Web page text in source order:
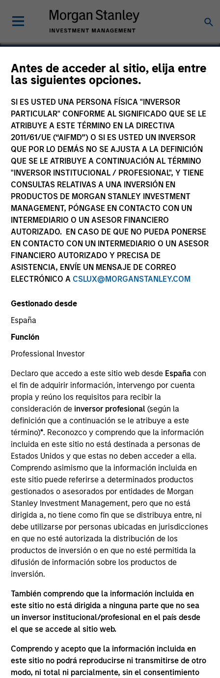
Antes de acceder al sitio, elija entre
las siguientes opciones.
SI ES USTED UNA PERSONA FÍSICA "INVERSOR
PARTICULAR" CONFORME AL SIGNIFICADO QUE SE LE
ATRIBUYE A ESTE TÉRMINO EN LA DIRECTIVA
2011/61/UE (“AIFMD”) O SI ES USTED UN INVERSOR
QUE POR LO DEMÁS NO SE AJUSTA A LA DEFINICIÓN
QUE SE LE ATRIBUYE A CONTINUACIÓN AL TÉRMINO
"INVERSOR INSTITUCIONAL / PROFESIONAL", Y TIENE
CONSULTAS RELATIVAS A UNA INVERSIÓN EN
PRODUCTOS DE MORGAN STANLEY INVESTMENT
MANAGEMENT, PÓNGASE EN CONTACTO CON UN
INTERMEDIARIO O UN ASESOR FINANCIERO
AUTORIZADO. EN CASO DE QUE NO PUEDA PONERSE
EN CONTACTO CON UN INTERMEDIARIO O UN ASESOR
FINANCIERO AUTORIZADO Y PRECISA DE
ASISTENCIA, ENVÍE UN MENSAJE DE CORREO
ELECTRÓNICO A CSLUX@MORGANSTANLEY.COM
Gestionado desde
España
Función
Professional Investor
Declaro que accedo a este sitio web desde España con
el fin de adquirir información, intervengo por cuenta
propia y reúno los requisitos para recibir la
consideración de inversor profesional(según la
definición que a continuación se le atribuye a este
término)*. Reconozco y comprendo que la información
incluida en este sitio no está destinada a personas de
Estados Unidos y que estas no deben acceder a ella.
Comprendo asimismo que la información incluida en
este sitio puede referirse a determinados productos
gestionados o asesorados por entidades de Morgan
Stanley Investment Management, pero que no está
dirigida a, no tiene como fin que se distribuya entre, ni
debe utilizarse por personas ubicadas en jurisdicciones
en que no esté autorizada la distribución de los
productos de inversión o en que no esté permitida la
difusión de información sobre los productos de
inversión.
También comprendo que la información incluida en
este sitio no está dirigida a ninguna parte que no sea
un inversor institucional/profesional en el país desde
el que se accede al sitio web.
Comprendo y acepto que la información incluida en
este sitio no podrá reproducirse ni transmitirse de otro
modo, ni total ni parcialmente, sin el consentimiento
World 50
Business & Consumer Services
COUNTRY
United States
Invested on
Jan 2020
Transaction Type
Founder Recapitalization
World 50 is a provider of private peer communities
that enable executives at globally respected
organizations to share valuable experiences,
buildrelationships with true peers and learn from the
world's thought leaders.
View Current Employment Opportunities
View Site
Board Membership
Adam Shaw
Investment Team
Morgan Stanley Capital Partners